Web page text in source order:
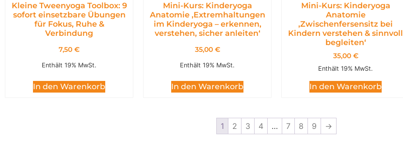
Kleine Tweenyoga Toolbox: 9
sofort einsetzbare Übungen
für Fokus, Ruhe &
Verbindung
7,50 €
Enthält 19% MwSt.
In den Warenkorb
Mini-Kurs: Kinderyoga
Anatomie ,Extremhaltungen
im Kinderyoga – erkennen,
verstehen, sicher anleiten‘
35,00 €
Enthält 19% MwSt.
In den Warenkorb
Mini-Kurs: Kinderyoga
Anatomie
,Zwischenfersensitz bei
Kindern verstehen & sinnvoll
begleiten‘
35,00 €
Enthält 19% MwSt.
In den Warenkorb
1 2 3 4 … 7 8 9 →